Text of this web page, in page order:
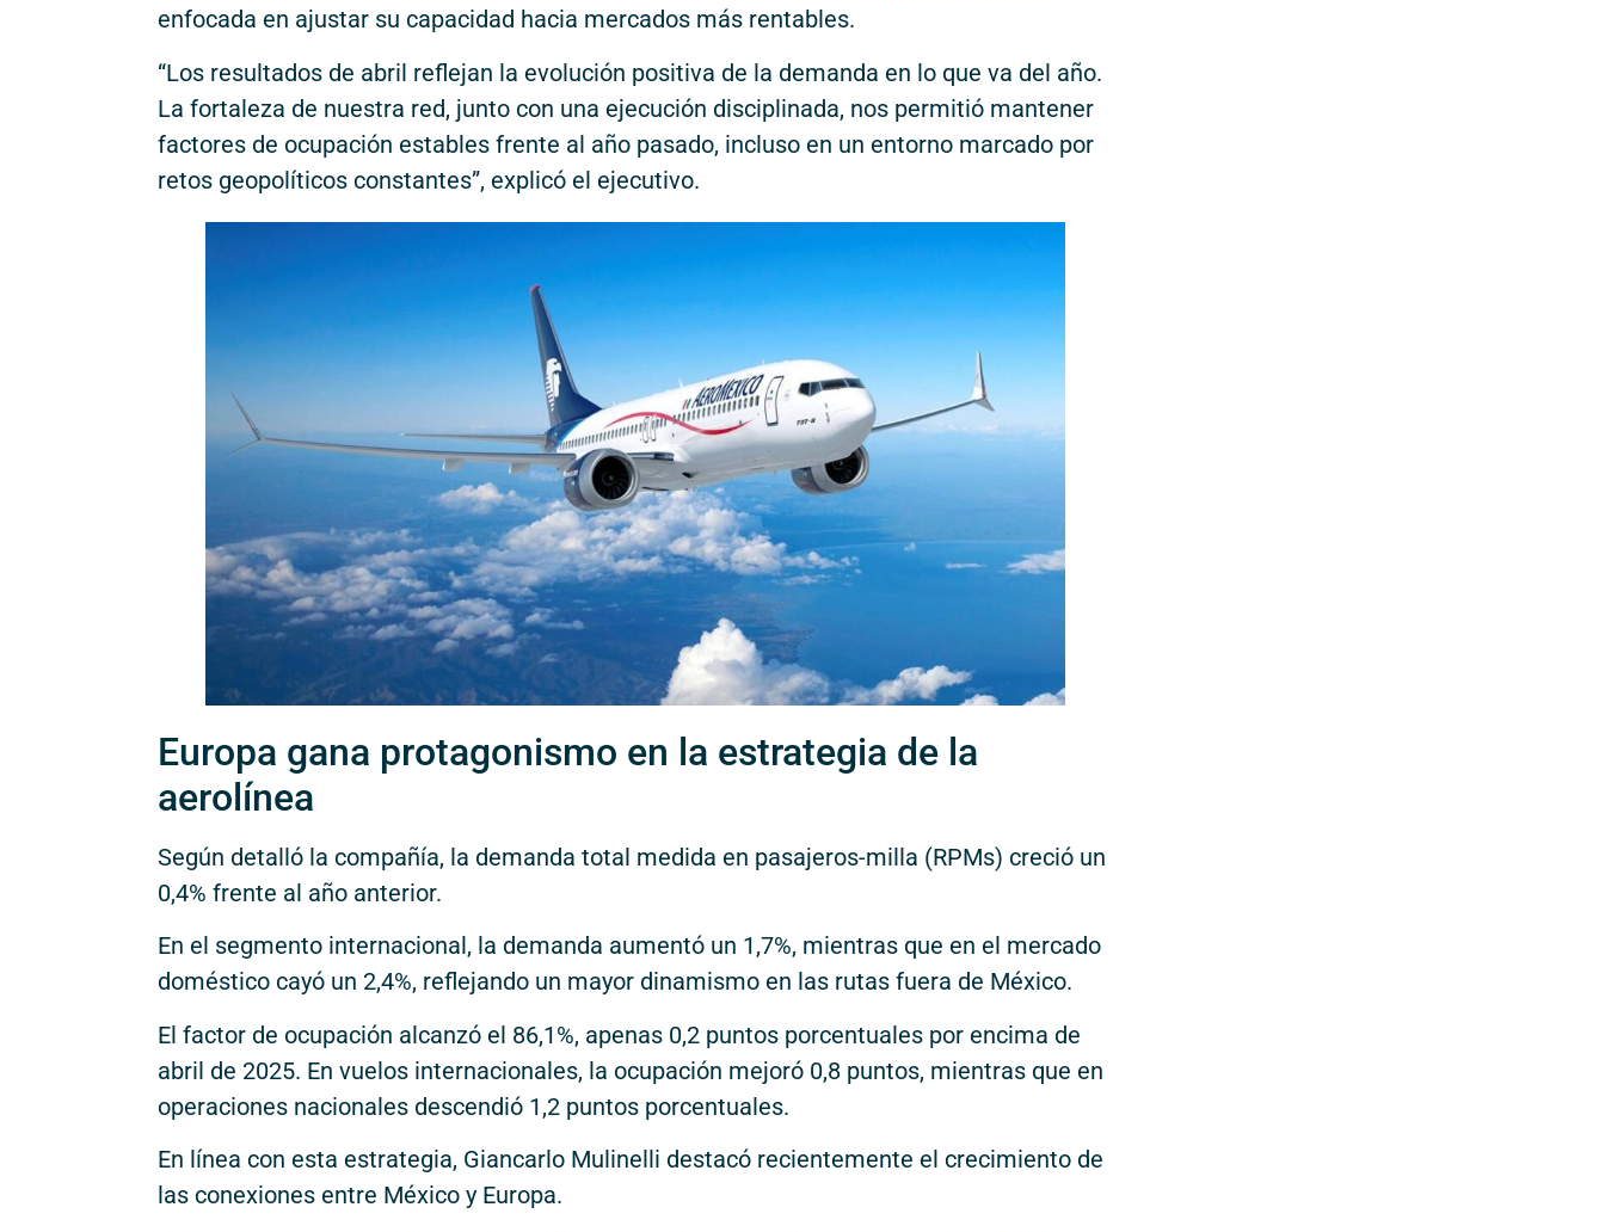
enfocada en ajustar su capacidad hacia mercados más rentables.
“Los resultados de abril reflejan la evolución positiva de la demanda en lo que va del año.
La fortaleza de nuestra red, junto con una ejecución disciplinada, nos permitió mantener
factores de ocupación estables frente al año pasado, incluso en un entorno marcado por
retos geopolíticos constantes”, explicó el ejecutivo.
Europa gana protagonismo en la estrategia de la
aerolínea
Según detalló la compañía, la demanda total medida en pasajeros-milla (RPMs) creció un
0,4% frente al año anterior.
En el segmento internacional, la demanda aumentó un 1,7%, mientras que en el mercado
doméstico cayó un 2,4%, reflejando un mayor dinamismo en las rutas fuera de México.
El factor de ocupación alcanzó el 86,1%, apenas 0,2 puntos porcentuales por encima de
abril de 2025. En vuelos internacionales, la ocupación mejoró 0,8 puntos, mientras que en
operaciones nacionales descendió 1,2 puntos porcentuales.
En línea con esta estrategia, Giancarlo Mulinelli destacó recientemente el crecimiento de
las conexiones entre México y Europa.